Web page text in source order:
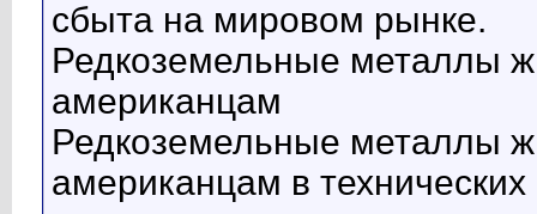
сбыта на мировом рынке.
Редкоземельные металлы
американцам
Редкоземельные металлы
американцам в